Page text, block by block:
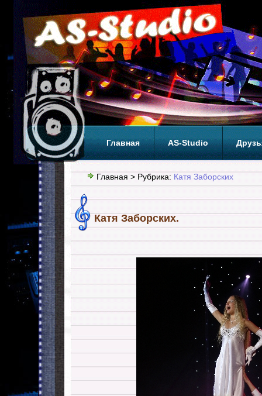
Главная AS-Studio
Теги ТОП
Главная > Рубрика: Катя Заборских
Катя Заборских.